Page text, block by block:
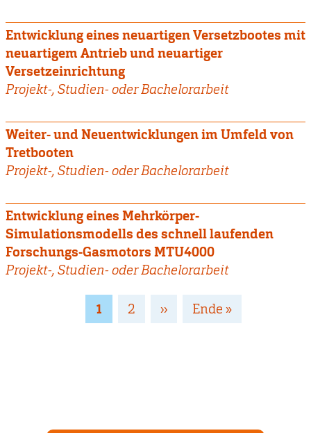
Entwicklung eines neuartigen Versetzbootes mit
neuartigem Antrieb und neuartiger
Versetzeinrichtung
Projekt-, Studien- oder Bachelorarbeit
Weiter- und Neuentwicklungen im Umfeld von
Tretbooten
Projekt-, Studien- oder Bachelorarbeit
Entwicklung eines Mehrkörper-
Simulationsmodells des schnell laufenden
Forschungs-Gasmotors MTU4000
Projekt-, Studien- oder Bachelorarbeit
Seitennummerierung
Page
1 Page
2
Nächste
››
Letzte
Ende »